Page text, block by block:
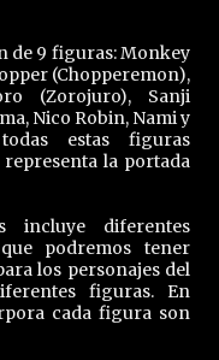
de 9 figuras: Monkey
(Chopperemon),
(Zorojuro), Sanji
Nico Robin, Nami y
estas figuras
la portada
incluye diferentes
podremos tener
los personajes del
figuras. En
cada figura son